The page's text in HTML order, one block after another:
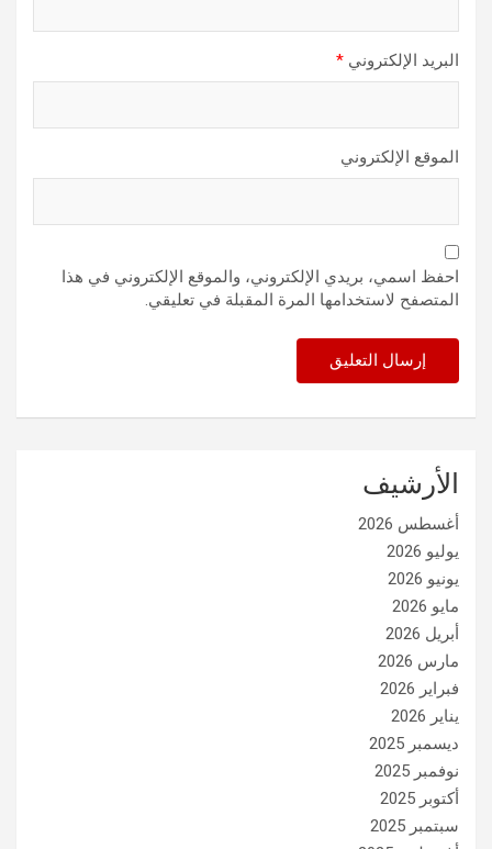
البريد الإلكتروني *
الموقع الإلكتروني
احفظ اسمي، بريدي الإلكتروني، والموقع الإلكتروني في هذا
المتصفح لاستخدامها المرة المقبلة في تعليقي.
الأرشيف
أغسطس 2026
يوليو 2026
يونيو 2026
مايو 2026
أبريل 2026
مارس 2026
فبراير 2026
يناير 2026
ديسمبر 2025
نوفمبر 2025
أكتوبر 2025
سبتمبر 2025